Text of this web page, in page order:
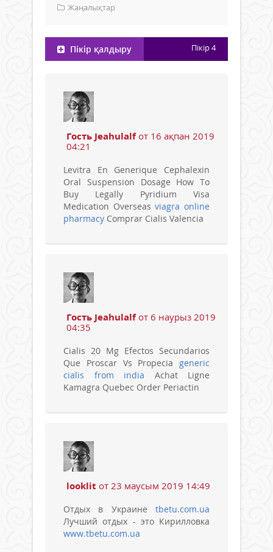
Жаңалықтар
Пікір қалдыру Пікір4
Гость Jeahulalfот 16 ақпан 2019
04:21
Levitra En Generique Cephalexin
Oral Suspension Dosage How To
Buy Legally Pyridium Visa
Medication Overseasviagra online
pharmacy Comprar Cialis Valencia
Гость Jeahulalfот 6 наурыз 2019
04:35
Cialis 20 Mg Efectos Secundarios
Que Proscar Vs Propecia generic
cialis from india Achat Ligne
Kamagra Quebec Order Periactin
looklit от 23 маусым 2019 14:49
Отдых в Украине tbetu.com.ua
Лучший отдых - это Кирилловка
www.tbetu.com.ua